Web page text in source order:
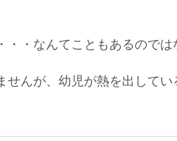
・なんてこともあるのでは
せんが、幼児が熱を出してい